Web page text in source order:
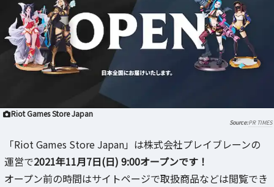
Riot Games Store Japan
PR TIMES
「Riot Games Store Japan」は株式会社プレイブレーンの
運営で2021年11月7日(日) 9:00オープンです！
オープン前の時間はサイトページで取扱商品などは閲覧でき